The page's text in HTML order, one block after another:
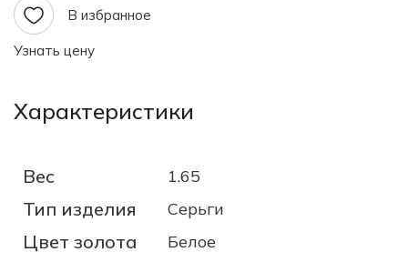
В избранное
Узнать цену
Характеристики
Вес 1.65
Тип изделия Серьги
Цвет золота Белое